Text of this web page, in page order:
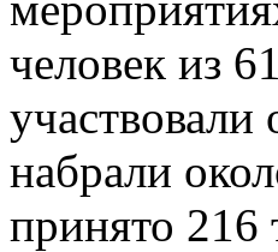
человек из
набрали
принято 216